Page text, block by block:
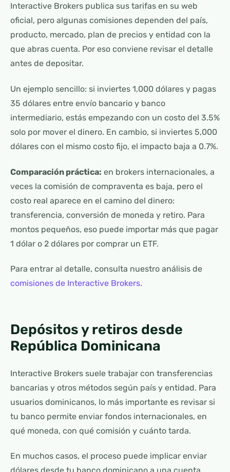
Interactive Brokers publica sus tarifas en su web
oficial, pero algunas comisiones dependen del país,
producto, mercado, plan de precios y entidad con la
que abras cuenta. Por eso conviene revisar el detalle
antes de depositar.
Un ejemplo sencillo: si inviertes 1,000 dólares y pagas
35 dólares entre envío bancario y banco
intermediario, estás empezando con un costo del 3.5%
solo por mover el dinero. En cambio, si inviertes 5,000
dólares con el mismo costo fijo, el impacto baja a 0.7%.
Comparación práctica: en brokers internacionales, a
veces la comisión de compraventa es baja, pero el
costo real aparece en el camino del dinero:
transferencia, conversión de moneda y retiro. Para
montos pequeños, eso puede importar más que pagar
1 dólar o 2 dólares por comprar un ETF.
Para entrar al detalle, consulta nuestro análisis de
comisiones de Interactive Brokers.
Depósitos y retiros desde
República Dominicana
Interactive Brokers suele trabajar con transferencias
bancarias y otros métodos según país y entidad. Para
usuarios dominicanos, lo más importante es revisar si
tu banco permite enviar fondos internacionales, en
qué moneda, con qué comisión y cuánto tarda.
En muchos casos, el proceso puede implicar enviar